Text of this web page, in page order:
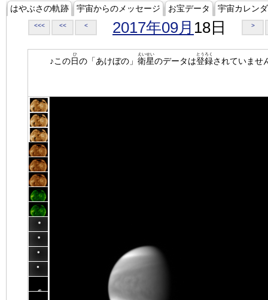
はやぶさの軌跡 宇宙からのメッセージ お宝データ 宇宙カレン
<<< << < 2017年09月 18日 >
♪この日
ひ
の「あけぼの」 衛星
えいせい
のデータは登録
とうろく
されていませ